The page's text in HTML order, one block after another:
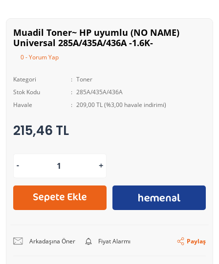
Muadil Toner~ HP uyumlu (NO NAME)
Universal 285A/435A/436A -1.6K-
0 - Yorum Yap
Kategori
Toner
Stok Kodu
285A/435A/436A
Havale
209,00 TL (%3,00 havale indirimi)
215,46 TL
Arkadaşına Öner Fiyat Alarmı Paylaş